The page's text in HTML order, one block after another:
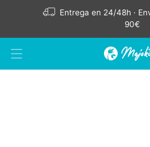
Entrega en 24/48h ·
90€